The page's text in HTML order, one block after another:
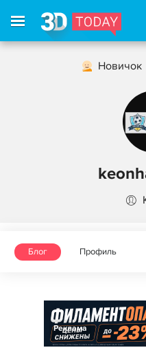
Новичок
Блог Профиль
Реклама